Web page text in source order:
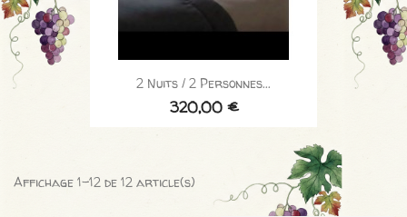
2 Nuits / 2 Personnes...
320,00 €
Affichage 1-12 de 12 article(s)